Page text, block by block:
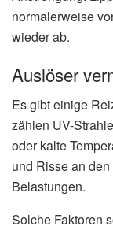
normalerweise
wieder ab.
Auslöser
Es gibt einige
zählen UV-
oder kalte
und Risse an
Belastungen.
Solche Faktoren